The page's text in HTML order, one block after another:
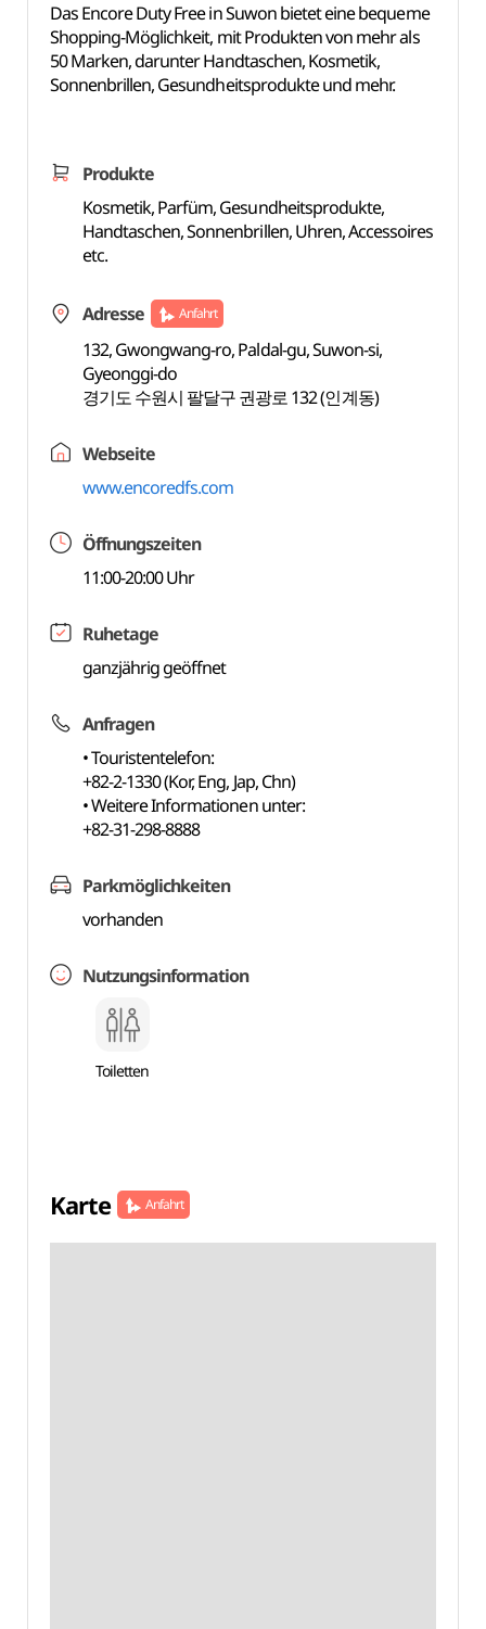
Das Encore Duty Free in Suwon bietet eine bequeme
Shopping-Möglichkeit, mit Produkten von mehr als
50 Marken, darunter Handtaschen, Kosmetik,
Sonnenbrillen, Gesundheitsprodukte und mehr.
Produkte
Kosmetik, Parfüm, Gesundheitsprodukte,
Handtaschen, Sonnenbrillen, Uhren, Accessoires
etc.
Adresse Anfahrt
132, Gwongwang-ro, Paldal-gu, Suwon-si,
Gyeonggi-do
경기도 수원시 팔달구 권광로 132 (인계동)
Webseite
www.encoredfs.com
Öffnungszeiten
11:00-20:00 Uhr
Ruhetage
ganzjährig geöffnet
Anfragen
• Touristentelefon:
+82-2-1330 (Kor, Eng, Jap, Chn)
• Weitere Informationen unter:
+82-31-298-8888
Parkmöglichkeiten
vorhanden
Nutzungsinformation
Toiletten
Karte Anfahrt